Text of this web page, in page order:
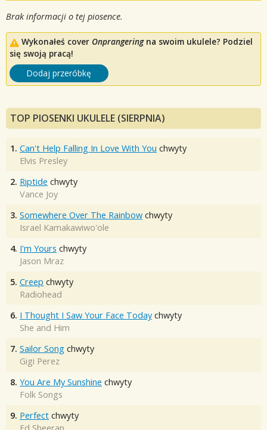
Brak informacji o tej piosence.
Wykonałeś cover Onprangeringna swoim ukulele? Podziel
się swoją pracą!
Dodaj przeróbkę
TOP PIOSENKI UKULELE (SIERPNIA)
1. Can't Help Falling In Love With You chwyty
Elvis Presley
2. Riptide chwyty
Vance Joy
3. Somewhere Over The Rainbow chwyty
Israel Kamakawiwo'ole
4. I'm Yours chwyty
Jason Mraz
5. Creep chwyty
Radiohead
6. I Thought I Saw Your Face Today chwyty
She and Him
7. Sailor Song chwyty
Gigi Perez
8. You Are My Sunshine chwyty
Folk Songs
9. Perfect chwyty